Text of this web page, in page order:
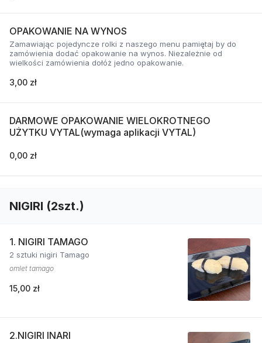
OPAKOWANIE NA WYNOS
Zamawiając pojedyncze rolki z naszego menu pamiętaj by do
zamówienia dodać opakowanie na wynos. Niezależnie od
wielkości zamówienia dołóż jedno opakowanie.
3,00 zł
DARMOWE OPAKOWANIE WIELOKROTNEGO
UŻYTKU VYTAL(wymaga aplikacji VYTAL)
0,00 zł
NIGIRI (2szt.)
1. NIGIRI TAMAGO
2 sztuki nigiri Tamago
omlet tamago
15,00 zł
2.NIGIRI INARI